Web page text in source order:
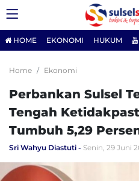
HOME EKONOMI HUKUM
Home Ekonomi
Perbankan Sulsel
Tengah
Tumbuh 5,29
Sri Wahyu Diastuti Senin, 29 Juni